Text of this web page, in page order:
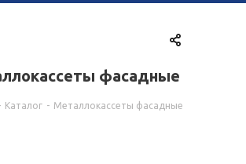
фасадные
Каталог - Металлокассеты фасадные